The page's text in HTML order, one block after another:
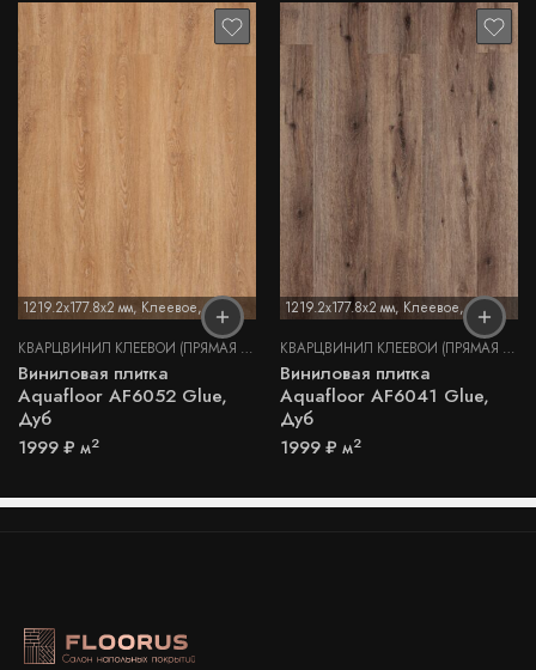
1219.2x177.8x2 мм, Клеевое,2 мм
КВАРЦВИНИЛ КЛЕЕВОЙ (ПРЯМАЯ УКЛАДКА)
Виниловая плитка
Aquafloor AF6052 Glue,
Дуб
1999₽ м2
1219.2x177.8x2 мм, Клеевое,2 мм
КВАРЦВИНИЛ КЛЕЕВОЙ (ПРЯМАЯ УКЛАДКА)
Виниловая плитка
Aquafloor AF6041 Glue,
Дуб
1999₽ м2